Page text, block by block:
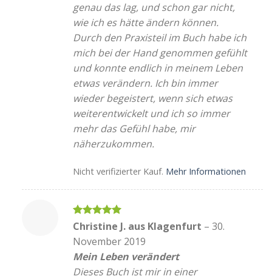
genau das lag, und schon gar nicht,
wie ich es hätte ändern können.
Durch den Praxisteil im Buch habe ich
mich bei der Hand genommen gefühlt
und konnte endlich in meinem Leben
etwas verändern. Ich bin immer
wieder begeistert, wenn sich etwas
weiterentwickelt und ich so immer
mehr das Gefühl habe, mir
näherzukommen.
Nicht verifizierter Kauf. Mehr Informationen
Bewertet
mit 5von
5
Christine J. aus Klagenfurt – 30.
November 2019
Mein Leben verändert
Dieses Buch ist mir in einer